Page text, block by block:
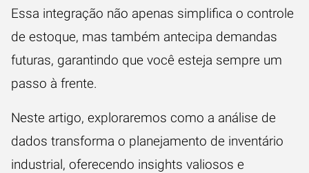
Essa integração não apenas simplifica o controle
de estoque, mas também antecipa demandas
futuras, garantindo que você esteja sempre um
passo à frente.
Neste artigo, exploraremos como a análise de
dados transforma o planejamento de inventário
industrial, oferecendo insights valiosos e